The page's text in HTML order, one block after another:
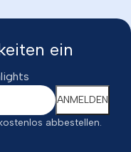
ein
abbestellen.